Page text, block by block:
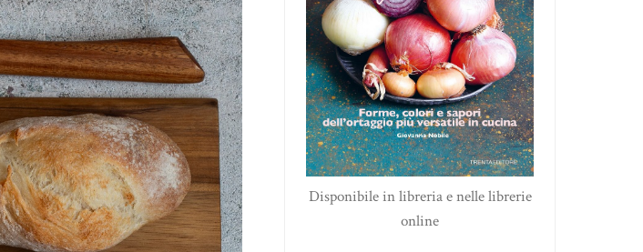
Disponibile in libreria e nelle librerie
online